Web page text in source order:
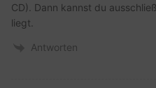
CD). Dann kannst du
liegt.
Antworten